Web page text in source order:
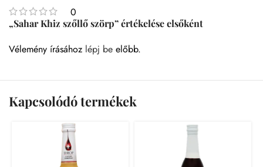
0
„Sahar Khiz szőllő szörp” értékelése elsőként
Vélemény írásához lépj be előbb.
Kapcsolódó termékek